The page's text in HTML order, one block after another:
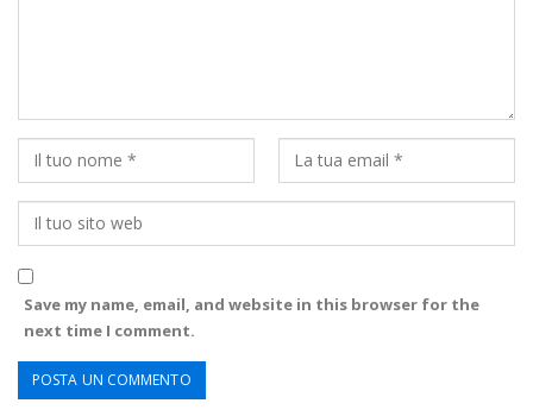
Save my name, email, and website in this browser for the
next time I comment.